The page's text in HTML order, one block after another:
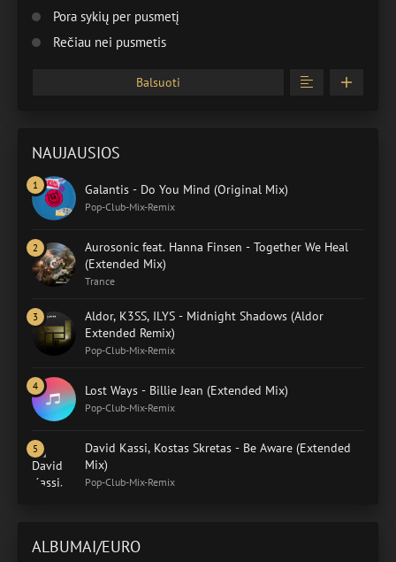
Pora sykių per pusmetį
Rečiau nei pusmetis
Balsuoti
NAUJAUSIOS
Galantis - Do You Mind (Original Mix)
Pop-Club-Mix-Remix
Aurosonic feat. Hanna Finsen - Together We Heal
(Extended Mix)
Trance
Aldor, K3SS, ILYS - Midnight Shadows (Aldor
Extended Remix)
Pop-Club-Mix-Remix
Lost Ways - Billie Jean (Extended Mix)
Pop-Club-Mix-Remix
David Kassi, Kostas Skretas - Be Aware (Extended
Mix)
Pop-Club-Mix-Remix
ALBUMAI/EURO